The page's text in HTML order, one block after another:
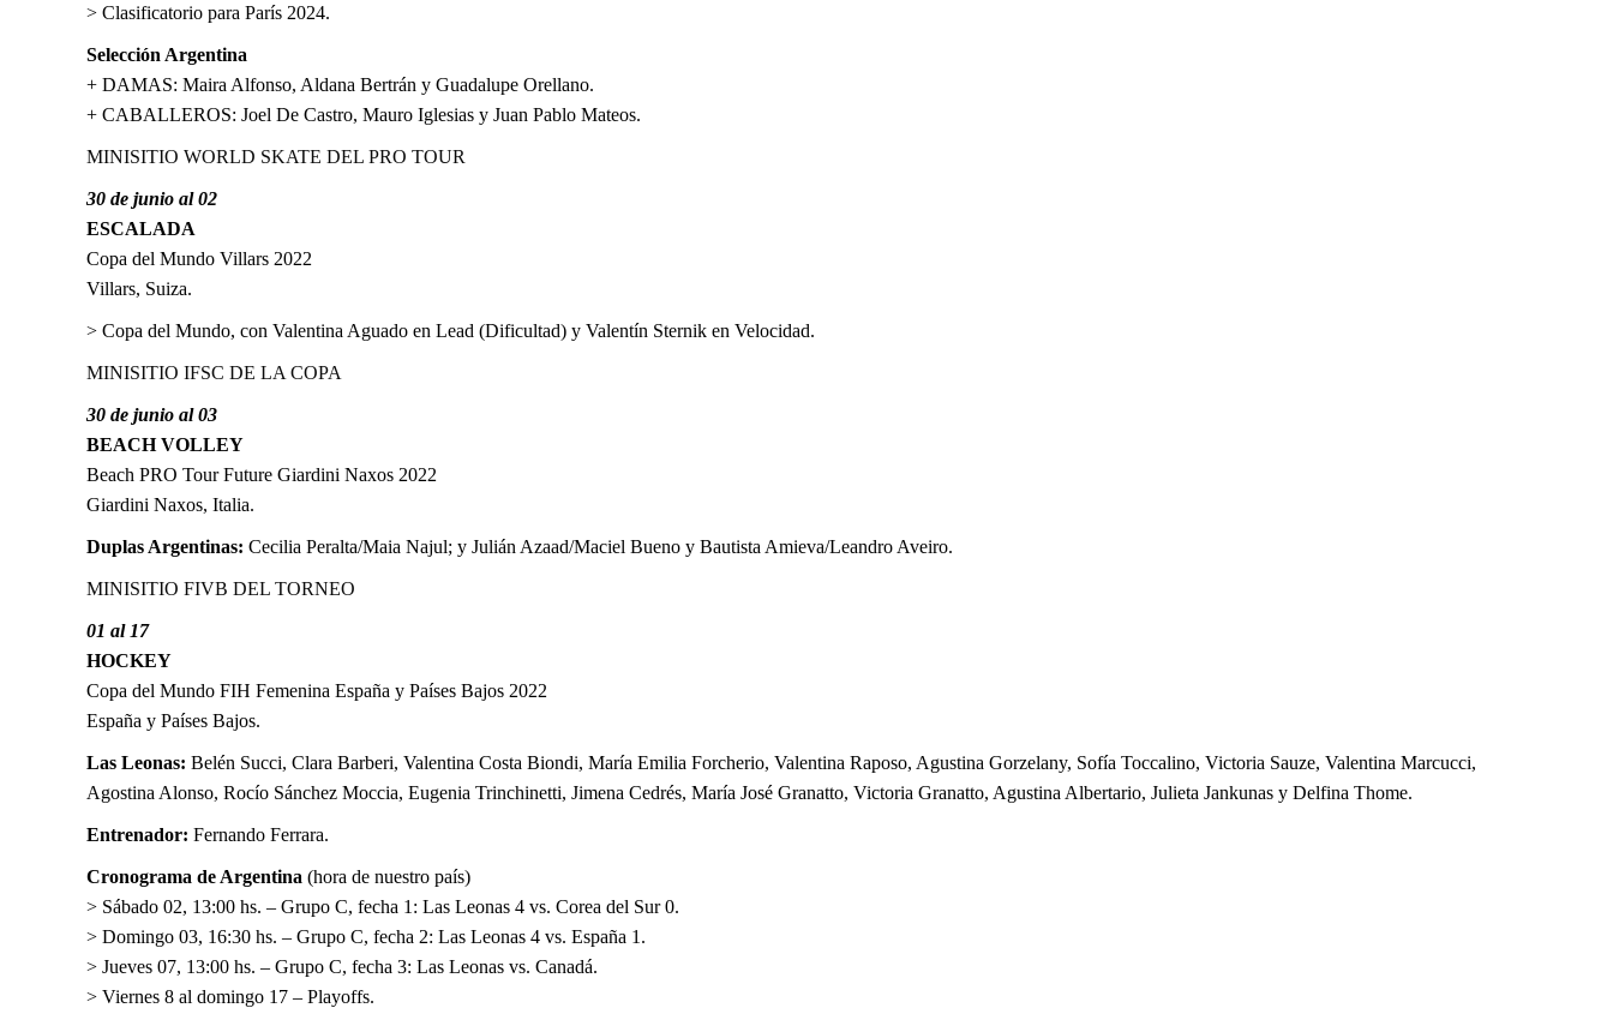
> Clasificatorio para París 2024.
Selección Argentina
+ DAMAS: Maira Alfonso, Aldana Bertrán y Guadalupe Orellano.
+ CABALLEROS: Joel De Castro, Mauro Iglesias y Juan Pablo Mateos.
MINISITIO WORLD SKATE DEL PRO TOUR
30 de junio al 02
ESCALADA
Copa del Mundo Villars 2022
Villars, Suiza.
> Copa del Mundo, con Valentina Aguado en Lead (Dificultad) y Valentín Sternik en Velocidad.
MINISITIO IFSC DE LA COPA
30 de junio al 03
BEACH VOLLEY
Beach PRO Tour Future Giardini Naxos 2022
Giardini Naxos, Italia.
Duplas Argentinas: Cecilia Peralta/Maia Najul; y Julián Azaad/Maciel Bueno y Bautista Amieva/Leandro Aveiro.
MINISITIO FIVB DEL TORNEO
01 al 17
HOCKEY
Copa del Mundo FIH Femenina España y Países Bajos 2022
España y Países Bajos.
Las Leonas: Belén Succi, Clara Barberi, Valentina Costa Biondi, María Emilia Forcherio, Valentina Raposo, Agustina Gorzelany, Sofía Toccalino, Victoria Sauze, Valentina Marcucci,
Agostina Alonso, Rocío Sánchez Moccia, Eugenia Trinchinetti, Jimena Cedrés, María José Granatto, Victoria Granatto, Agustina Albertario, Julieta Jankunas y Delfina Thome.
Entrenador: Fernando Ferrara.
Cronograma de Argentina (hora de nuestro país)
> Sábado 02, 13:00 hs. – Grupo C, fecha 1: Las Leonas 4 vs. Corea del Sur 0.
> Domingo 03, 16:30 hs. – Grupo C, fecha 2: Las Leonas 4 vs. España 1.
> Jueves 07, 13:00 hs. – Grupo C, fecha 3: Las Leonas vs. Canadá.
> Viernes 8 al domingo 17 – Playoffs.